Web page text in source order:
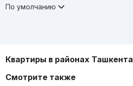
По умолчанию
Квартиры в районах Ташкента
Смотрите также